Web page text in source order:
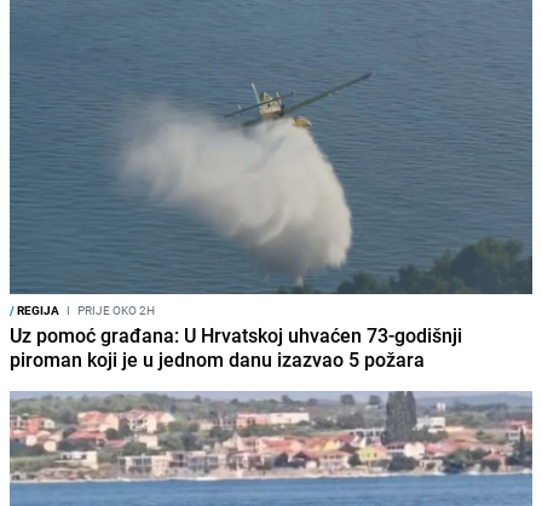
/REGIJA I PRIJE OKO 2H
Uz pomoć građana: U Hrvatskoj uhvaćen 73-godišnji
piroman koji je u jednom danu izazvao 5 požara